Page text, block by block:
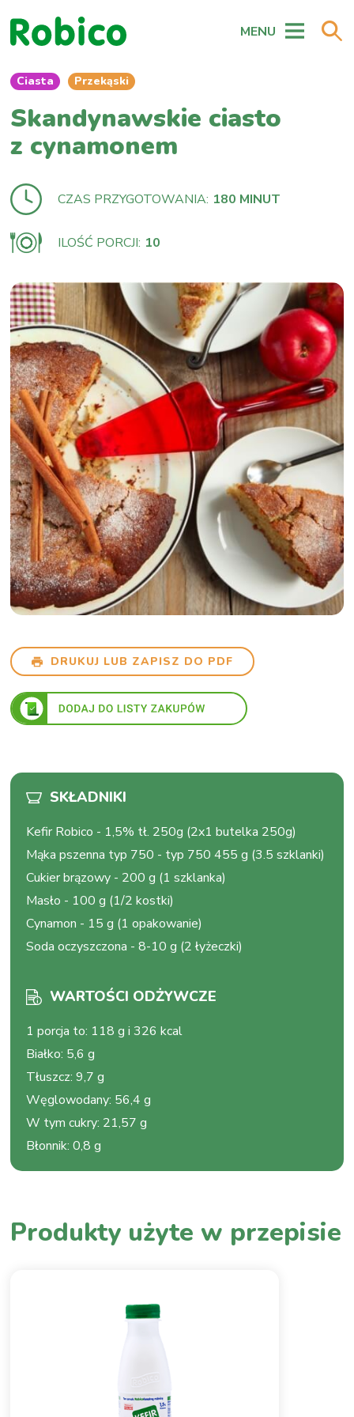
MENU
Ciasta Przekąski
Skandynawskie ciasto
z cynamonem
CZAS PRZYGOTOWANIA: 180 MINUT
ILOŚĆ PORCJI: 10
DRUKUJ LUB ZAPISZ DO PDF
SKŁADNIKI
Kefir Robico - 1,5% tł. 250g (2x1 butelka 250g)
Mąka pszenna typ 750 - typ 750 455 g (3.5 szklanki)
Cukier brązowy - 200 g (1 szklanka)
Masło - 100 g (1/2 kostki)
Cynamon - 15 g (1 opakowanie)
Soda oczyszczona -8-10 g (2 łyżeczki)
WARTOŚCI ODŻYWCZE
1 porcja to: 118 g i 326 kcal
Białko: 5,6 g
Tłuszcz:9,7 g
Węglowodany: 56,4 g
W tym cukry: 21,57 g
Błonnik:0,8 g
Produkty użyte w przepisie